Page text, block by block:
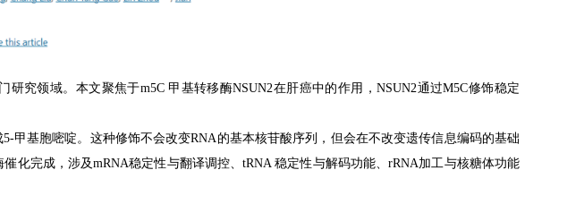
研究领域。本文聚焦于m5C 甲基转移酶NSUN2在肝癌中的作用，NSUN2通过M5C修饰稳定
5-甲基胞嘧啶。这种修饰不会改变RNA的基本核苷酸序列，但会在不改变遗传信息编码的基础
催化完成，涉及mRNA稳定性与翻译调控、tRNA稳定性与解码功能、rRNA加工与核糖体功能